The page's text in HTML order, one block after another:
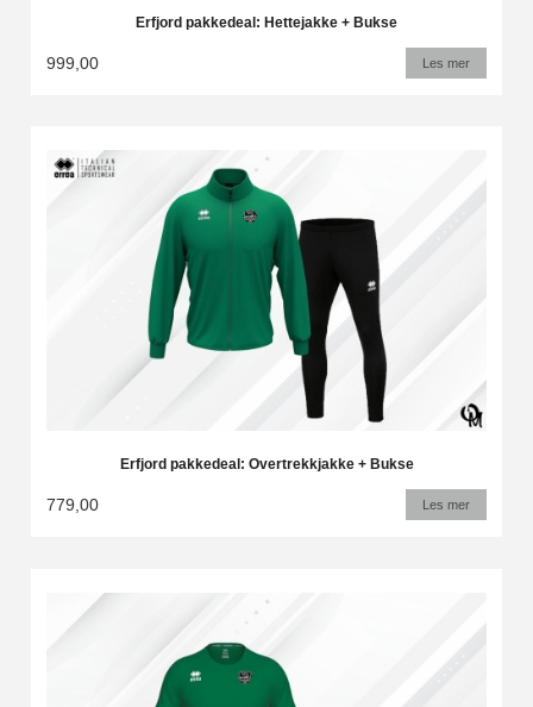
Erfjord pakkedeal: Hettejakke + Bukse
999,00 Les mer
Erfjord pakkedeal: Overtrekkjakke + Bukse
779,00 Les mer